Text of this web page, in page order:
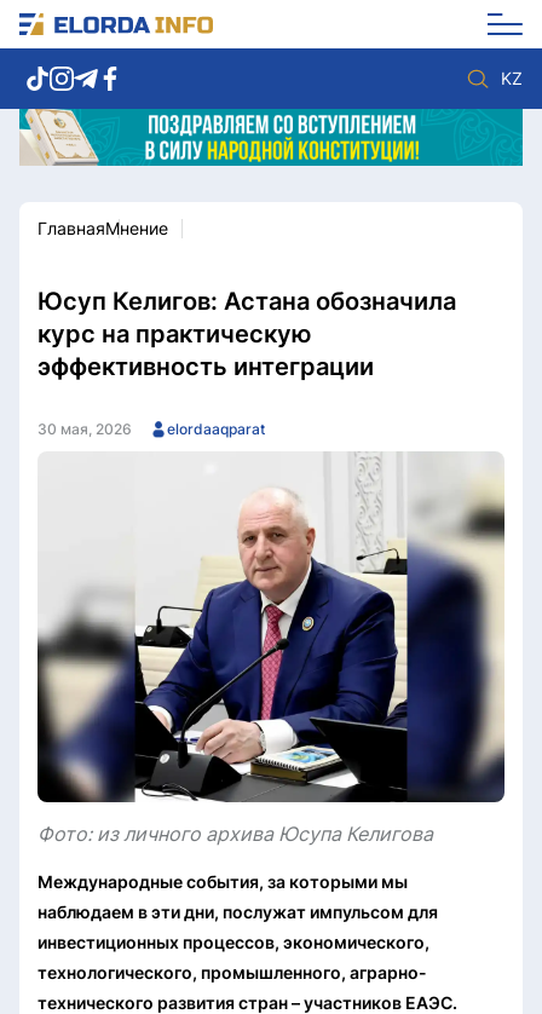
KZ
Новости столицы
Спорт
Культура
Видео
Мир
Послание
Служба Комплаенс
ГлавнаяМнение
Юсуп Келигов: Астана обозначила
курс на практическую
эффективность интеграции
30 мая, 2026 elordaaqparat
Фото: из личного архива Юсупа Келигова
Международные события, за которыми мы
наблюдаем в эти дни, послужат импульсом для
инвестиционных процессов, экономического,
технологического, промышленного, аграрно-
технического развития стран – участников ЕАЭС.